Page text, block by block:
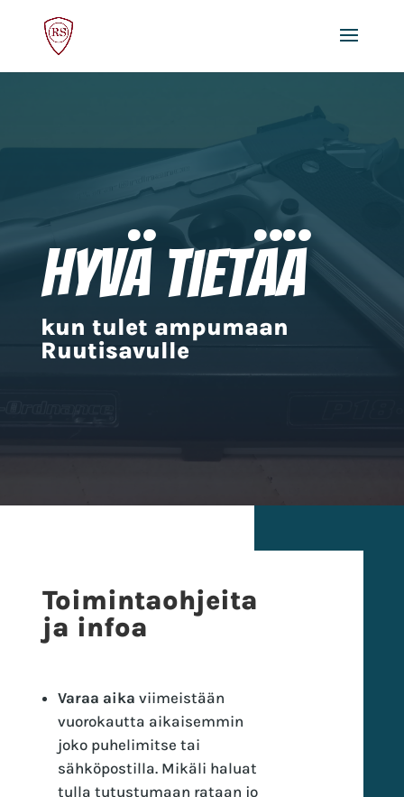
Hyvä tietää
kun tulet ampumaan
Ruutisavulle
Toimintaohjeita
ja infoa
Varaa aika viimeistään
vuorokautta aikaisemmin
joko puhelimitse tai
sähköpostilla. Mikäli haluat
tulla tutustumaan rataan jo